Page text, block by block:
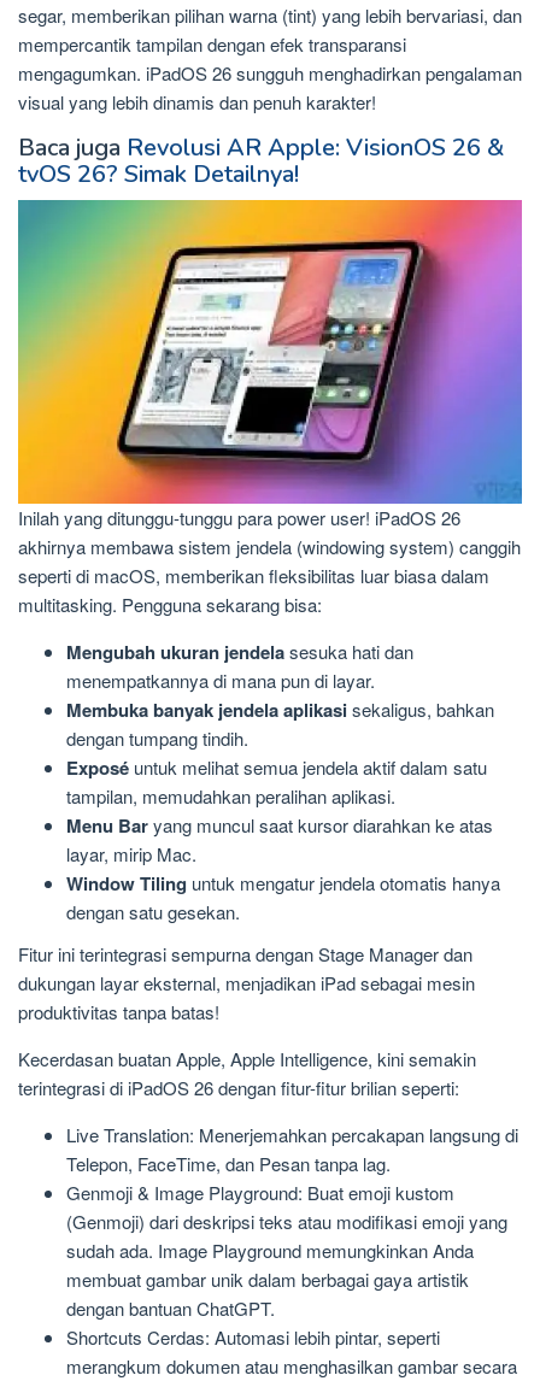
segar, memberikan pilihan warna (tint) yang lebih bervariasi, dan
mempercantik tampilan dengan efek transparansi
mengagumkan. iPadOS 26 sungguh menghadirkan pengalaman
visual yang lebih dinamis dan penuh karakter!
Baca juga Revolusi AR Apple: VisionOS 26 &
tvOS 26? Simak Detailnya!
Inilah yang ditunggu-tunggu para power user! iPadOS 26
akhirnya membawa sistem jendela (windowing system) canggih
seperti di macOS, memberikan fleksibilitas luar biasa dalam
multitasking. Pengguna sekarang bisa:
Mengubah ukuran jendelasesuka hati dan
menempatkannya di mana pun di layar.
Membuka banyak jendela aplikasisekaligus, bahkan
dengan tumpang tindih.
Exposé untuk melihat semua jendela aktif dalam satu
tampilan, memudahkan peralihan aplikasi.
Menu Baryang muncul saat kursor diarahkan ke atas
layar, mirip Mac.
Window Tiling untuk mengatur jendela otomatis hanya
dengan satu gesekan.
Fitur ini terintegrasi sempurna dengan Stage Manager dan
dukungan layar eksternal, menjadikan iPad sebagai mesin
produktivitas tanpa batas!
Kecerdasan buatan Apple, Apple Intelligence, kini semakin
terintegrasi di iPadOS 26 dengan fitur-fitur brilian seperti:
Live Translation: Menerjemahkan percakapan langsung di
Telepon, FaceTime, dan Pesan tanpa lag.
Genmoji & Image Playground: Buat emoji kustom
(Genmoji) dari deskripsi teks atau modifikasi emoji yang
sudah ada. Image Playground memungkinkan Anda
membuat gambar unik dalam berbagai gaya artistik
dengan bantuan ChatGPT.
Shortcuts Cerdas: Automasi lebih pintar, seperti
merangkum dokumen atau menghasilkan gambar secara